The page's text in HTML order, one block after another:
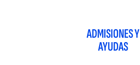
ADMISIONES Y
AYUDAS